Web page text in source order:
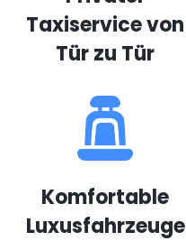
Taxiservice von
Tür zu Tür
Komfortable
Luxusfahrzeuge